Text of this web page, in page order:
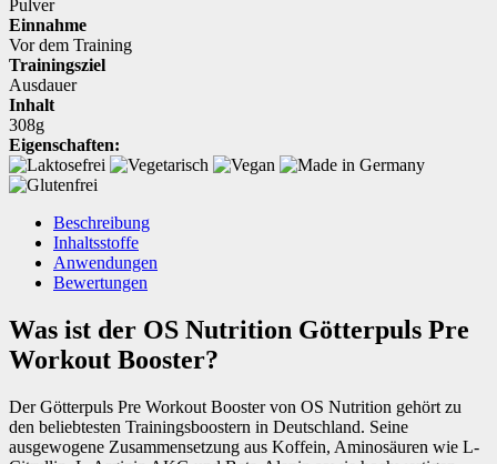
Pulver
Einnahme
Vor dem Training
Trainingsziel
Ausdauer
Inhalt
308g
Eigenschaften:
Beschreibung
Inhaltsstoffe
Anwendungen
Bewertungen
Was ist der OS Nutrition Götterpuls Pre
Workout Booster?
Der Götterpuls Pre Workout Booster von OS Nutrition gehört zu
den beliebtesten Trainingsboostern in Deutschland. Seine
ausgewogene Zusammensetzung aus Koffein, Aminosäuren wie L-